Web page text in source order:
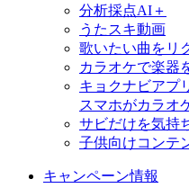
分析採点AI＋
うたスキ動画
歌いたい曲をリ
カラオケで楽器
キョクナビアプ
スマホがカラオ
サビだけを気持
子供向けコンテ
キャンペーン情報